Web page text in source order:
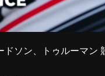
ソン、トゥルーマン